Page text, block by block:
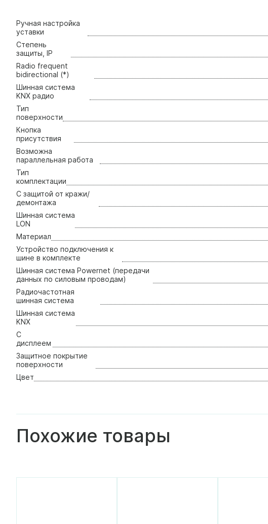
Ручная настройка
уставки
Стeпень
зaщиты, IP
Radio frequent
bidirectional (*)
Шинная система
KNX радио
Тип
поверхности
Кнопка
присутствия
Возможна
параллельная работа
Тип
комплектации
С защитой от кражи/
демонтажа
Шинная система
LON
Материал
Устройство подключения к
шине в комплекте
Шинная система Powernet (передачи
данных по силовым проводам)
Радиочастотная
шинная система
Шинная система
KNX
С
дисплеем
Защитное покрытие
поверхности
Цвет
Похожие товары